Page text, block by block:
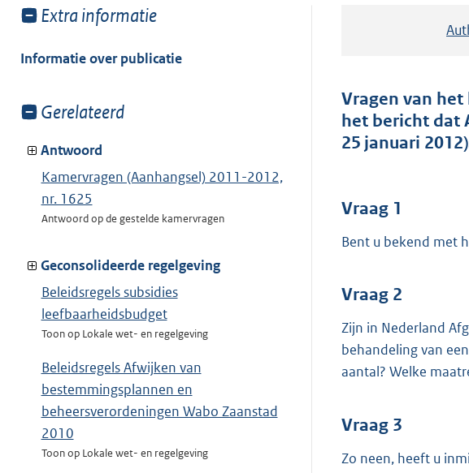
Toon
van:
Extra informatie
Informatie over publicatie
Toon
van:
Gerelateerd
Antwoord
Kamervragen (Aanhangsel) 2011-2012,
nr. 1625
Antwoord op de gestelde kamervragen
Geconsolideerde regelgeving
Beleidsregels subsidies
leefbaarheidsbudget
Toon op Lokale wet- en regelgeving
Beleidsregels Afwijken van
bestemmingsplannen en
beheersverordeningen Wabo Zaanstad
2010
Toon op Lokale wet- en regelgeving
Vragen van
het bericht dat
25 januari
Vraag 1
Bent u bekend met
Vraag 2
Zijn in Nederland
behandeling van
aantal? Welke
Vraag 3
Zo neen, heeft u